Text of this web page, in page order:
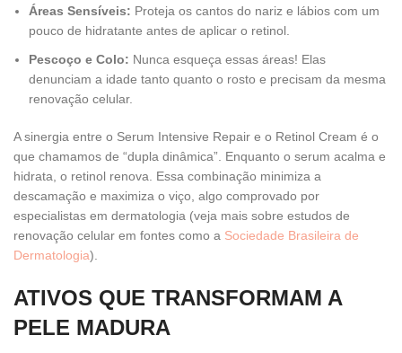
Áreas Sensíveis: Proteja os cantos do nariz e lábios com um
pouco de hidratante antes de aplicar o retinol.
Pescoço e Colo: Nunca esqueça essas áreas! Elas
denunciam a idade tanto quanto o rosto e precisam da mesma
renovação celular.
A sinergia entre o Serum Intensive Repair e o Retinol Cream é o
que chamamos de “dupla dinâmica”. Enquanto o serum acalma e
hidrata, o retinol renova. Essa combinação minimiza a
descamação e maximiza o viço, algo comprovado por
especialistas em dermatologia (veja mais sobre estudos de
renovação celular em fontes como a Sociedade Brasileira de
Dermatologia).
ATIVOS QUE TRANSFORMAM A
PELE MADURA